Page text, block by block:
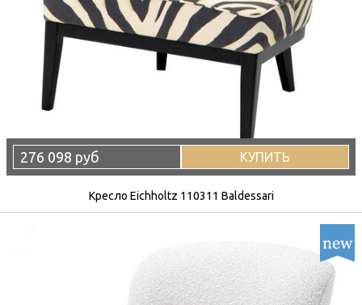
276 098 руб КУПИТЬ
Кресло Eichholtz 110311 Baldessari